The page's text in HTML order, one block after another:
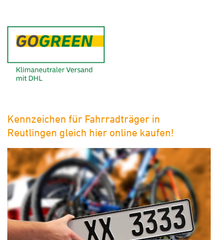
Kennzeichen für Fahrradträger in
Reutlingen gleich hier online kaufen!